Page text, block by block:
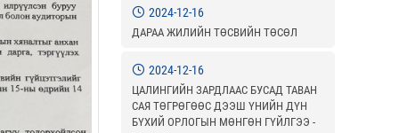
2024-12-16
ДАРАА ЖИЛИЙН ТӨСВИЙН ТӨСӨЛ
2024-12-16
ЦАЛИНГИЙН ЗАРДЛААС БУСАД ТАВАН
САЯ ТӨГРӨГӨӨС ДЭЭШ ҮНИЙН ДҮН
БҮХИЙ ОРЛОГЫН МӨНГӨН ГҮЙЛГЭЭ -